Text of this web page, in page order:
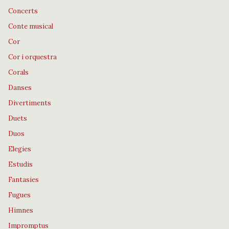
Concerts
Conte musical
Cor
Cor i orquestra
Corals
Danses
Divertiments
Duets
Duos
Elegies
Estudis
Fantasies
Fugues
Himnes
Impromptus